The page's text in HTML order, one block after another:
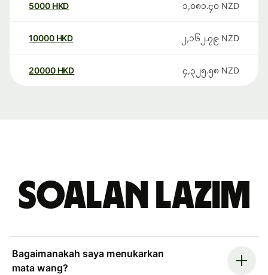
5000 HKD ၁,၀၈၁.၄၀ NZD
10000 HKD ၂,၁၆၂.၇၉ NZD
20000 HKD ၄,၃၂၅.၅၈ NZD
Soalan Lazim
Bagaimanakah saya menukarkan
mata wang?